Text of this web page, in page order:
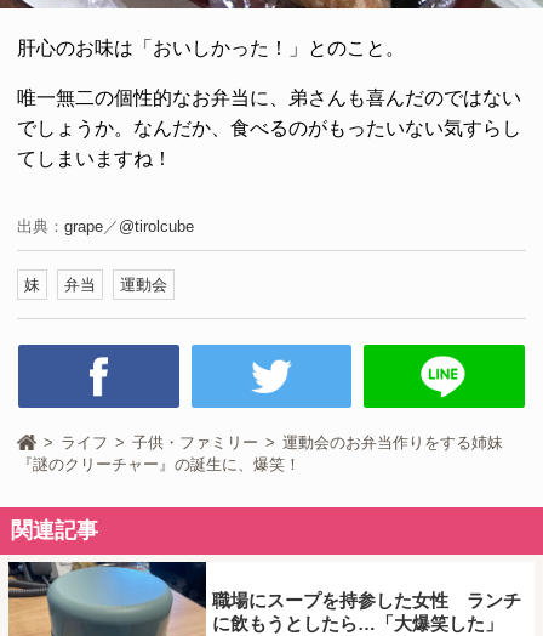
肝心のお味は「おいしかった！」とのこと。
唯一無二の個性的なお弁当に、弟さんも喜んだのではない
でしょうか。なんだか、食べるのがもったいない気すらし
てしまいますね！
出典： grape／ @tirolcube
妹 弁当 運動会
ライフ 子供・ファミリー
運動会のお弁当作りをする姉妹
『謎のクリーチャー』の誕生に、爆笑！
関連記事
職場にスープを持参した女性 ランチ
に飲もうとしたら…「大爆笑した」